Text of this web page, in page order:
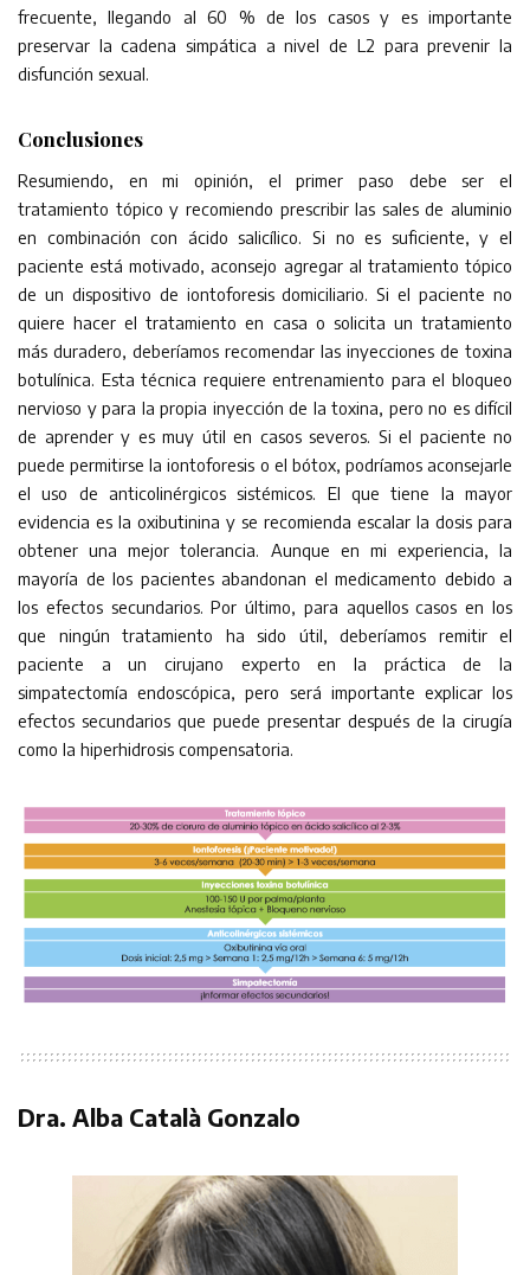
frecuente, llegando al 60 % de los casos y es importante
preservar la cadena simpática a nivel de L2 para prevenir la
disfunción sexual.
Conclusiones
Resumiendo, en mi opinión, el primer paso debe ser el
tratamiento tópico y recomiendo prescribir las sales de aluminio
en combinación con ácido salicílico. Si no es suficiente, y el
paciente está motivado, aconsejo agregar al tratamiento tópico
de un dispositivo de iontoforesis domiciliario. Si el paciente no
quiere hacer el tratamiento en casa o solicita un tratamiento
más duradero, deberíamos recomendar las inyecciones de toxina
botulínica. Esta técnica requiere entrenamiento para el bloqueo
nervioso y para la propia inyección de la toxina, pero no es difícil
de aprender y es muy útil en casos severos. Si el paciente no
puede permitirse la iontoforesis o el bótox, podríamos aconsejarle
el uso de anticolinérgicos sistémicos. El que tiene la mayor
evidencia es la oxibutinina y se recomienda escalar la dosis para
obtener una mejor tolerancia. Aunque en mi experiencia, la
mayoría de los pacientes abandonan el medicamento debido a
los efectos secundarios. Por último, para aquellos casos en los
que ningún tratamiento ha sido útil, deberíamos remitir el
paciente a un cirujano experto en la práctica de la
simpatectomía endoscópica, pero será importante explicar los
efectos secundarios que puede presentar después de la cirugía
como la hiperhidrosis compensatoria.
Dra. Alba Català Gonzalo